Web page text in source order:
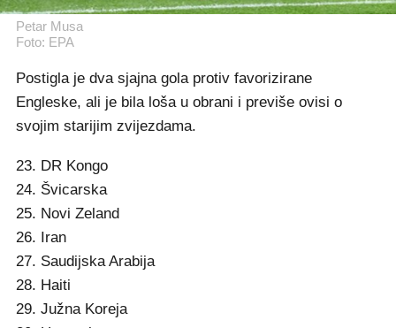
Petar Musa
Foto: EPA
Postigla je dva sjajna gola protiv favorizirane
Engleske, ali je bila loša u obrani i previše ovisi o
svojim starijim zvijezdama.
23. DR Kongo
24. Švicarska
25. Novi Zeland
26. Iran
27. Saudijska Arabija
28. Haiti
29. Južna Koreja